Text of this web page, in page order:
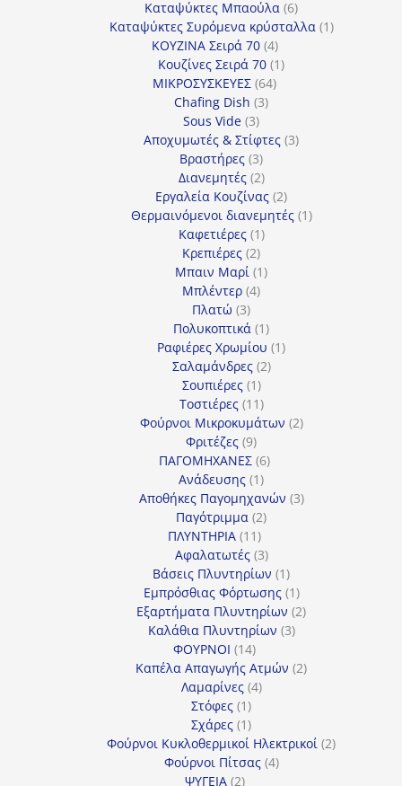
προϊόντα
Καταψύκτες Μπαούλα 66
προϊόντα
Καταψύκτες Συρόμενα κρύσταλλα 11
ΚΟΥΖΙΝΑ Σειρά 70 44
προϊόντα
Κουζίνες Σειρά 70 11
ΜΙΚΡΟΣΥΣΚΕΥΕΣ 6464
Chafing Dish 33
Sous Vide 33
προϊόντα
Αποχυμωτές & Στίφτες 33
Βραστήρες 33
προϊόντα
Διανεμητές 22
προϊόντα
Εργαλεία Κουζίνας 22
προϊόντα
Θερμαινόμενοι διανεμητές 11
Καφετιέρες 11
προϊόν
Κρεπιέρες 22
προϊόντα
Μπαιν Μαρί 11
Μπλέντερ 44
Πλατώ 33
προϊόντα
Πολυκοπτικά 11
προϊόν
Ραφιέρες Χρωμίου 11
Σαλαμάνδρες 22
Σουπιέρες 11
προϊόν
Τοστιέρες 1111
προϊόντα
Φούρνοι Μικροκυμάτων 22
Φριτέζες 99
προϊόντα
ΠΑΓΟΜΗΧΑΝΕΣ 66
Ανάδευσης 11
προϊόν
Αποθήκες Παγομηχανών 33
Παγότριμμα 22
ΠΛΥΝΤΗΡΙΑ 1111
προϊόντα
Αφαλατωτές 33
προϊόντα
Βάσεις Πλυντηρίων 11
προϊόν
Εμπρόσθιας Φόρτωσης 11
προϊόν
Εξαρτήματα Πλυντηρίων 22
Καλάθια Πλυντηρίων 33
ΦΟΥΡΝΟΙ 1414
προϊόντα
Καπέλα Απαγωγής Ατμών 22
Λαμαρίνες 44
Στόφες 11
προϊόν
Σχάρες 11
προϊόν
Φούρνοι Κυκλοθερμικοί Ηλεκτρικοί 22
Φούρνοι Πίτσας 44
ΨΥΓΕΙΑ 22